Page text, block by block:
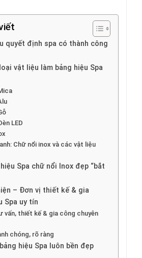
quyết định spa có thành công
vật liệu làm bảng hiệu Spa
LED
Chữ nổi inox và các vật liệu
Spa chữ nổi Inox đẹp “bắt
– Đơn vị thiết kế & gia
Spa uy tín
vấn, thiết kế & gia công chuyên
chóng, rõ ràng
hiệu Spa luôn bền đẹp